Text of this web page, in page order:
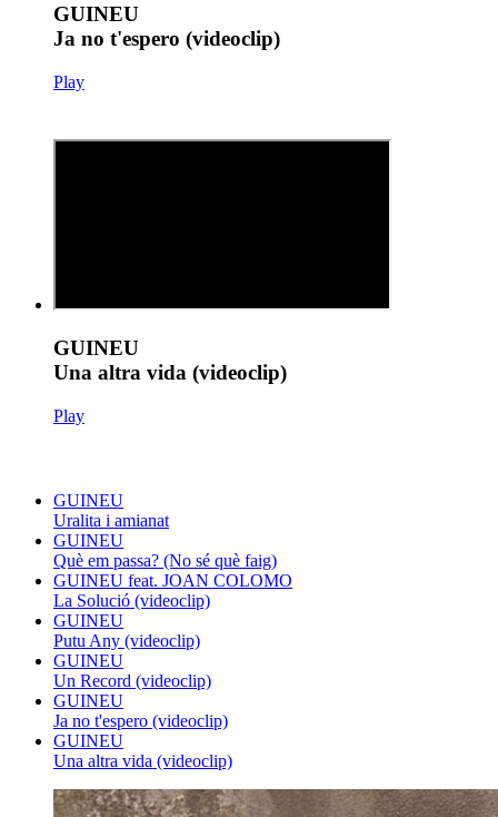
GUINEU
Ja no t'espero (videoclip)
Play
GUINEU
Una altra vida (videoclip)
Play
GUINEU
Uralita i amianat
GUINEU
Què em passa? (No sé què faig)
GUINEU feat. JOAN COLOMO
La Solució (videoclip)
GUINEU
Putu Any (videoclip)
GUINEU
Un Record (videoclip)
GUINEU
Ja no t'espero (videoclip)
GUINEU
Una altra vida (videoclip)